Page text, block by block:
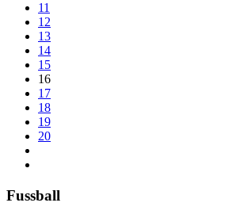
11
12
13
14
15
16
17
18
19
20
Fussball